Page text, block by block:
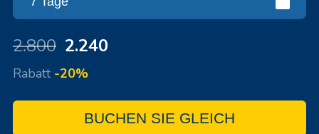
2.800 2.240
Rabatt -20%
BUCHEN SIE GLEICH